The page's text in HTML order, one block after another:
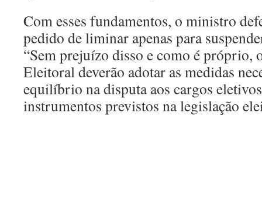
Com esses fundamentos, o ministro
pedido de liminar apenas para
“Sem prejuízo disso e como é próprio,
Eleitoral deverão adotar as medidas
equilíbrio na disputa aos cargos
instrumentos previstos na legislação